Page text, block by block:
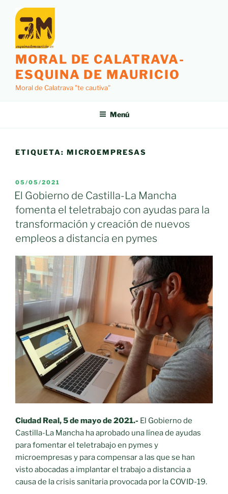
contenido
MORAL DE CALATRAVA-
ESQUINA DE MAURICIO
Moral de Calatrava "te cautiva"
Menú
ETIQUETA: MICROEMPRESAS
PUBLICADO
EL
05/05/2021
El Gobierno de Castilla-La Mancha
fomenta el teletrabajo con ayudas para la
transformación y creación de nuevos
empleos a distancia en pymes
Ciudad Real, 5 de mayo de 2021.- El Gobierno de
Castilla-La Mancha ha aprobado una línea de ayudas
para fomentar el teletrabajo en pymes y
microempresas y para compensar a las que se han
visto abocadas a implantar el trabajo a distancia a
causa de la crisis sanitaria provocada por la COVID-19.